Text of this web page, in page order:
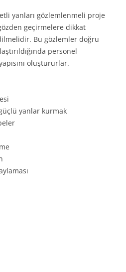
yanları gözlemlenmeli proje
geçirmelere dikkat
Bu gözlemler doğru
personel
oluştururlar.
yanlar kurmak